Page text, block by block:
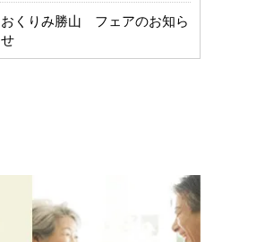
おくりみ勝山 フェアのお知ら
せ